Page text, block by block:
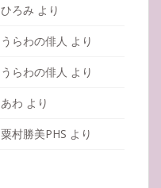
ひろみ より
うらわの俳人 より
うらわの俳人 より
あわ より
粟村勝美PHS より